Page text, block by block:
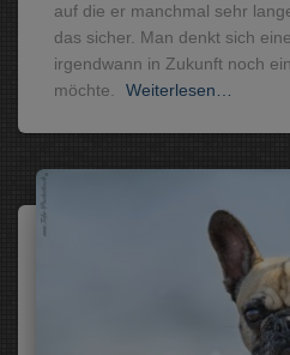
auf die er manchmal sehr
das sicher. Man denkt sich
irgendwann in Zukunft noch
möchte.
Weiterlesen…